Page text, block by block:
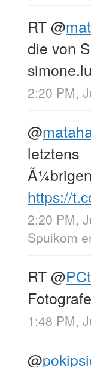
RT@
die von
2:20 PM,
@
letztens
https://
2:20 PM,
Spuikom
RT@
1:48 PM,
@